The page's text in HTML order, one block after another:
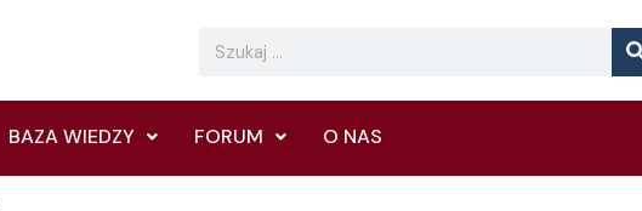
Search
BAZA WIEDZY FORUM O NAS